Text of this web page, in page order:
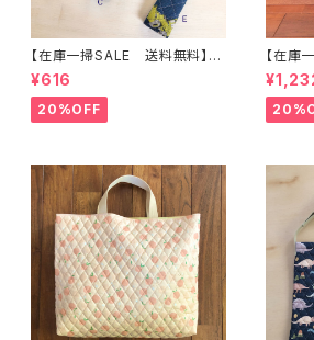
【在庫一掃SALE 送料無料】も
こもこ水筒肩ひもカバー【はたら
く】 ★KS.10111314151617181
9 車 男の子 飛行機 くる
ま ｜通園通学用のかわいい巾
¥616
20%OFF
【在庫
販/上
☆【ピー
袋 上靴袋 桃 キル
地付き